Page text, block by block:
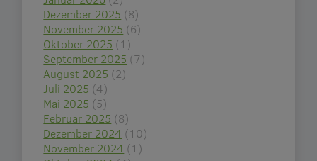
Dezember 2025 (8)
November 2025 (6)
Oktober 2025 (1)
September 2025 (7)
August 2025 (2)
Juli 2025 (4)
Mai 2025 (5)
Februar 2025 (8)
Dezember 2024 (10)
November 2024 (1)